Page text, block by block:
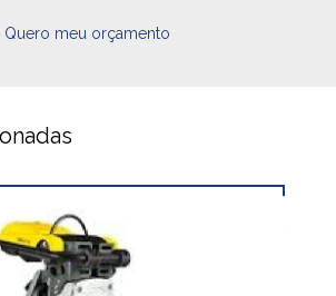
Quero meu orçamento